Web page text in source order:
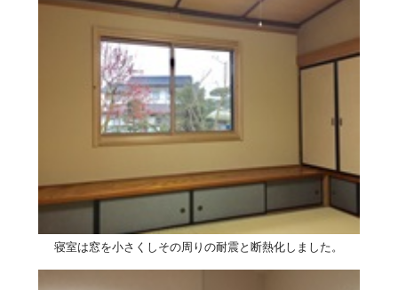
寝室は窓を小さくしその周りの耐震と断熱化しました。